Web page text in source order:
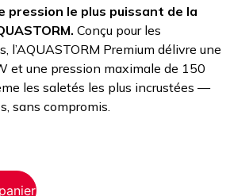
pression le plus puissant de la
Conçu pour les
l’AQUASTORM Premium délivre une
et une pression maximale de 150
les saletés les plus incrustées —
sans compromis.